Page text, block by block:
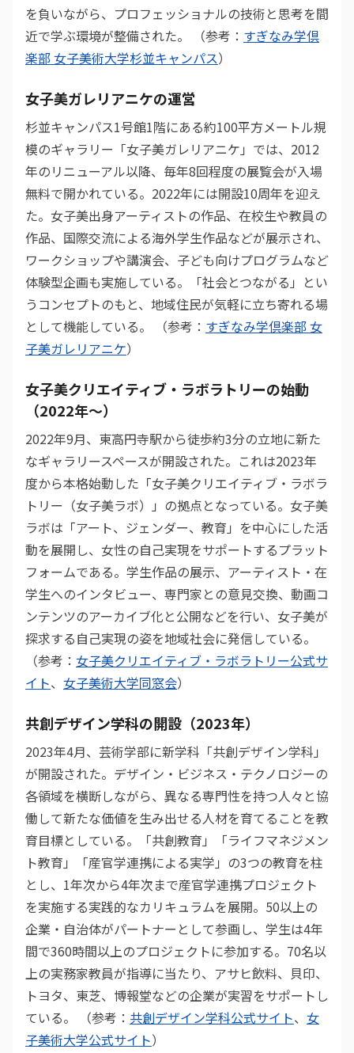
を負いながら、プロフェッショナルの技術と思考を間
近で学ぶ環境が整備された。 （参考： すぎなみ学倶
楽部 女子美術大学杉並キャンパス）
女子美ガレリアニケの運営
杉並キャンパス1号館1階にある約100平方メートル規
模のギャラリー「女子美ガレリアニケ」では、2012
年のリニューアル以降、毎年8回程度の展覧会が入場
無料で開かれている。2022年には開設10周年を迎え
た。女子美出身アーティストの作品、在校生や教員の
作品、国際交流による海外学生作品などが展示され、
ワークショップや講演会、子ども向けプログラムなど
体験型企画も実施している。「社会とつながる」とい
うコンセプトのもと、地域住民が気軽に立ち寄れる場
として機能している。 （参考： すぎなみ学倶楽部 女
子美ガレリアニケ）
女子美クリエイティブ・ラボラトリーの始動
（2022年〜）
2022年9月、東高円寺駅から徒歩約3分の立地に新た
なギャラリースペースが開設された。これは2023年
度から本格始動した「女子美クリエイティブ・ラボラ
トリー（女子美ラボ）」の拠点となっている。女子美
ラボは「アート、ジェンダー、教育」を中心にした活
動を展開し、女性の自己実現をサポートするプラット
フォームである。学生作品の展示、アーティスト・在
学生へのインタビュー、専門家との意見交換、動画コ
ンテンツのアーカイブ化と公開などを行い、女子美が
探求する自己実現の姿を地域社会に発信している。
（参考： 女子美クリエイティブ・ラボラトリー公式サ
イト、 女子美術大学同窓会）
共創デザイン学科の開設（2023年）
2023年4月、芸術学部に新学科「共創デザイン学科」
が開設された。デザイン・ビジネス・テクノロジーの
各領域を横断しながら、異なる専門性を持つ人々と協
働して新たな価値を生み出せる人材を育てることを教
育目標としている。「共創教育」「ライフマネジメン
ト教育」「産官学連携による実学」の3つの教育を柱
とし、1年次から4年次まで産官学連携プロジェクト
を実施する実践的なカリキュラムを展開。50以上の
企業・自治体がパートナーとして参画し、学生は4年
間で360時間以上のプロジェクトに参加する。70名以
上の実務家教員が指導に当たり、アサヒ飲料、貝印、
トヨタ、東芝、博報堂などの企業が実習をサポートし
ている。 （参考： 共創デザイン学科公式サイト、 女
子美術大学公式サイト）